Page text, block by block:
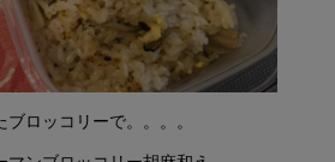
ロッコリーで。。。。